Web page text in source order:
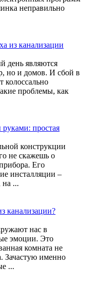
неправильно
из канализации
день являются
но и домов. И сбой в
колоссально
проблемы, как
руками: простая
конструкции
не скажешь о
Его
инсталляции –
на ...
канализации?
нас в
эмоции. Это
комната не
Зачастую именно
...